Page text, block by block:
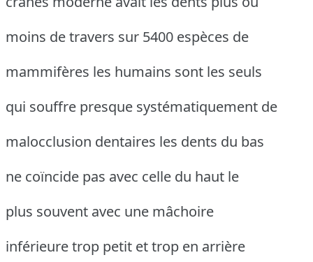
moins de travers sur 5400 espèces de
mammifères les humains sont les seuls
qui souffre presque systématiquement de
malocclusion dentaires les dents du bas
ne coïncide pas avec celle du haut le
plus souvent avec une mâchoire
inférieure trop petit et trop en arrière